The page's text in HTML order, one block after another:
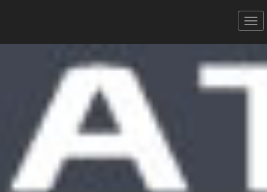
CANINARBONNAISE -
26/11/2023
CANITROTT